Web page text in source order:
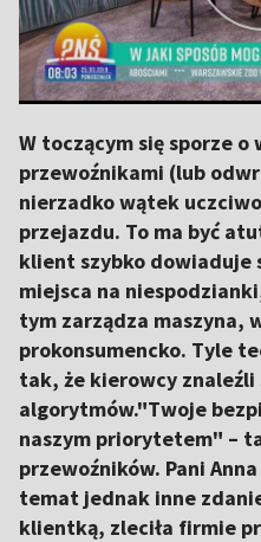
W toczącym się sporze
przewoźnikami (lub
nierzadko wątek
przejazdu. To ma być
klient szybko dowiaduje
miejsca na
tym zarządza maszyna,
prokonsumencko. Tyle
tak, że kierowcy znaleźli
algorytmów."Twoje
naszym priorytetem" –
przewoźników. Pani
temat jednak inne
klientką, zleciła firmie